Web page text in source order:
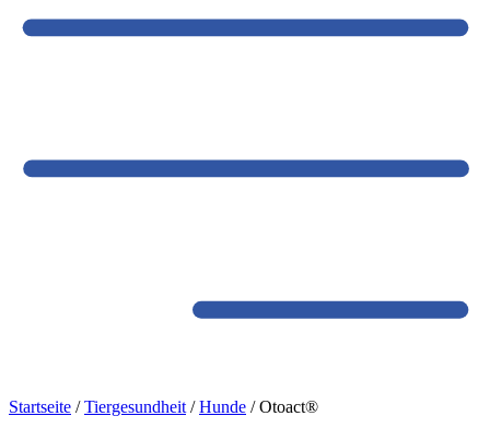
Startseite /Tiergesundheit /Hunde / Otoact®